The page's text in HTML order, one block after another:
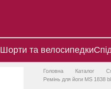
Шорти та велосипедки
Головна Каталог
Ремінь для йоги MS 1838